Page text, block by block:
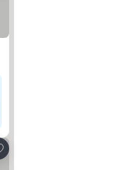
στα αγαπημένα